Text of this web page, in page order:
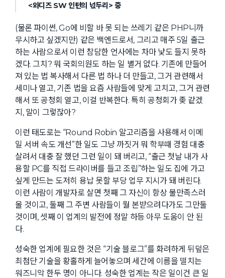
<와디즈 SW 인턴의 넋두리> 중
(물론 파이썬, Go에 비할 바 못 되는 쓰레기 같은 PHP니까
무시하고 싶겠지만) 같은 백엔드로서, 그리고 매주 5일 출근
하는 사람으로서 이런 참담한 언사에는 차마 낯도 들지 못하
겠다. 그치? 뭐 국회의원도 하는 일 별거 없다. 기존에 만들어
져 있는 법 복사해서 다른 법 하나 더 만들고, 그거 관련해서
세미나 열고, 기존 법을 요즘 사람들에 맞게 고치고, 그거 관련
해서 또 공청회 열고, 이걸 반복한다. 특히 공청회가 좆 같겠
지, 말이 그렇잖아?
이런 태도로는 “Round Robin 알고리즘을 사용해서 이메
일 서버 속도 개선”한 일도 그냥 까짓거 뭐 학부때 경험 대충
살려서 대충 잘 했던 그런 일이 돼 버리고, “출근 첫날 내가 사
용할 PC를 직접 드라이버를 들고 조립”하는 일도 집에 가고
싶게 만드는 도저히 용납 못할 부당 업무 지시가 돼 버린다.
이런 사람이 개발자로 살면 첫째 그 자신이 항상 불만족스러
울 것이고, 둘째 그 주변 사람들이 뭘 본받으려다가도 그만둘
것이며, 셋째 이 업계의 발전에 정말 하등 아무 도움이 안 된
다.
성숙한 업계에 필요한 것은 “기술 블로그”를 화려하게 뒤덮은
최첨단 기술을 황홀하게 늘어놓으며 세간에 이름을 떨치는
워즈니악 한두 명이 아니다. 성숙한 업계는 작은 일이건 큰 일